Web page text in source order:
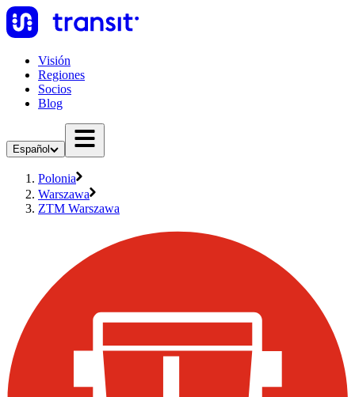
Visión
Regiones
Socios
Blog
Español
Polonia
Warszawa
ZTM Warszawa